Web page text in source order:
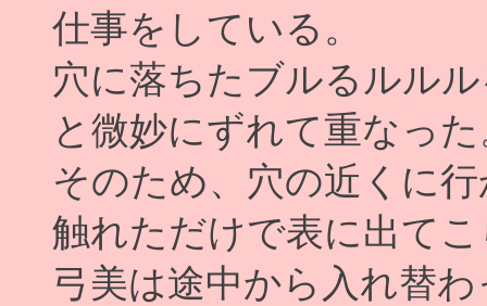
仕事をしている。
穴に落ちたブルるルル
と微妙にずれて重なっ
そのため、穴の近くに
触れただけで表に出て
弓美は途中から入れ替